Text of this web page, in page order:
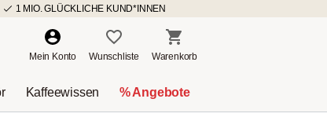
1 MIO. GLÜCKLICHE KUND*INNEN
Mein Konto Wunschliste Warenkorb
Kaffeewissen % Angebote